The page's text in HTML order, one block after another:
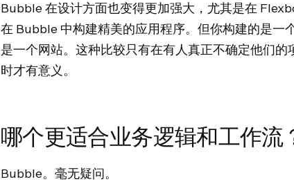
Bubble 在设计方面也变得更加强大，尤其是在
在 Bubble 中构建精美的应用程序。但你构建的是一
是一个网站。这种比较只有在有人真正不确定他们的
时才有意义。
哪个更适合业务逻辑和工作流
Bubble。毫无疑问。